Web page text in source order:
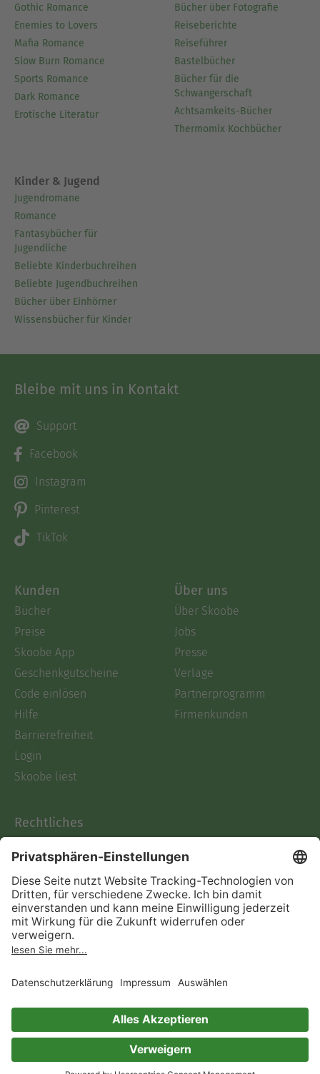
Gothic Romance
Enemies to Lovers
Mafia Romance
Slow Burn Romance
Sports Romance
Dark Romance
Erotische Literatur
Bücher über Fotografie
Reiseberichte
Reiseführer
Bastelbücher
Bücher für die
Schwangerschaft
Achtsamkeits-Bücher
Thermomix Kochbücher
Kinder & Jugend
Jugendromane
Romance
Fantasybücher für
Jugendliche
Beliebte Kinderbuchreihen
Beliebte Jugendbuchreihen
Bücher über Einhörner
Wissensbücher für Kinder
Bleibe mit uns in Kontakt
Support
Facebook
Instagram
Pinterest
TikTok
Kunden
Bücher
Preise
Skoobe App
Geschenkgutscheine
Code einlösen
Hilfe
Barrierefreiheit
Login
Skoobe liest
Über uns
Über Skoobe
Jobs
Presse
Verlage
Partnerprogramm
Firmenkunden
Rechtliches
AGB
Informationen nach Data
Act
Verträge hier kündigen
Impressum
Immer ein gutes Buch